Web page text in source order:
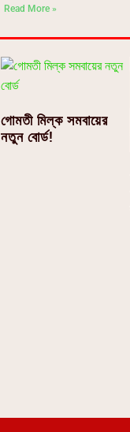
Read More »
গোমতী মিল্ক সমবায়ের
নতুন বোর্ড!